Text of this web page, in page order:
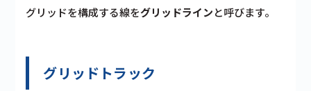
グリッドを構成する線をグリッドラインと呼びます。
グリッドトラック